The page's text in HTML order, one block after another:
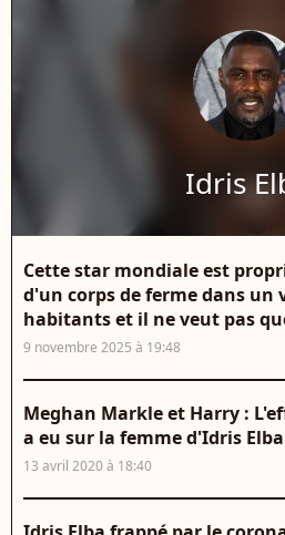
Idris
Cette star mondiale est
d'un corps de ferme dans un
habitants et il ne veut pas
9 novembre 2025 à 19:48
Meghan Markle et Harry :
a eu sur la femme d'Idris Elba
13 avril 2020 à 18:40